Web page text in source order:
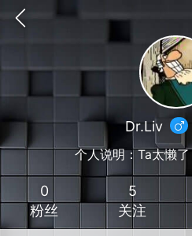
Dr.Liv
个人说明：Ta太懒
0
粉丝
5
关注